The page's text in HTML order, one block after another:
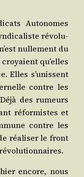
Auto­nomes
révo­lu­
nul­le­ment du
qu’elles
Elles s’unissent
contre les
des rumeurs
réfor­mistes et
contre les
réa­li­ser le front
encore, nous